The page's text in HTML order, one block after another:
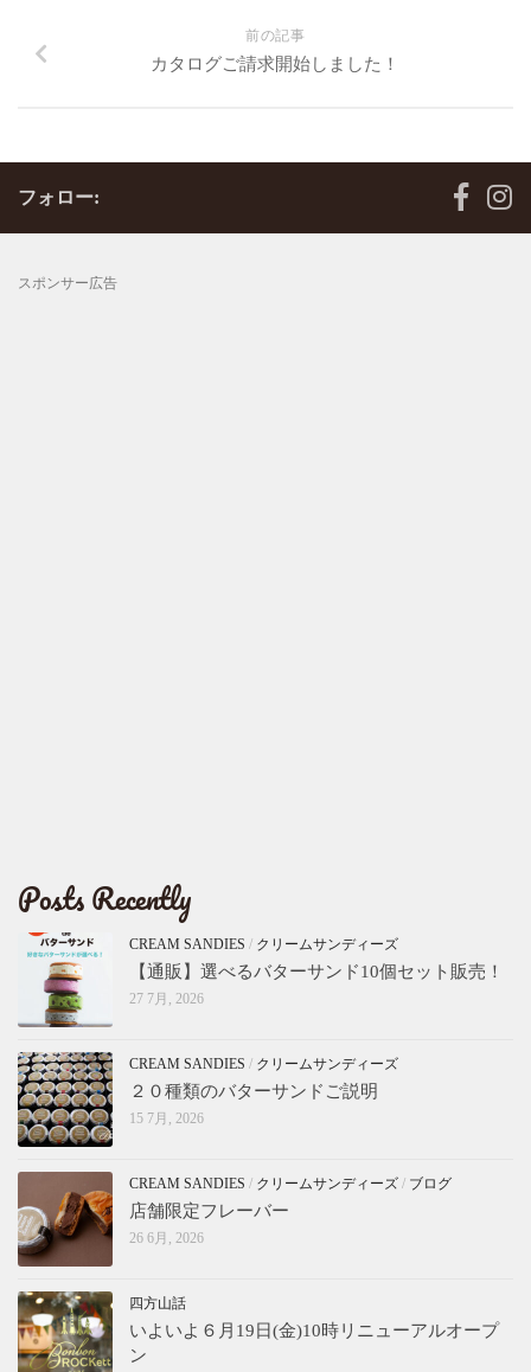
前の記事
カタログご請求開始しました！
フォロー:
スポンサー広告
Posts Recently
CREAM SANDIES / クリームサンディーズ
【通販】選べるバターサンド10個セット販売！
27 7月, 2026
CREAM SANDIES / クリームサンディーズ
２０種類のバターサンドご説明
15 7月, 2026
CREAM SANDIES / クリームサンディーズ / ブログ
店舗限定フレーバー
26 6月, 2026
四方山話
いよいよ６月19日(金)10時リニューアルオープ
ン